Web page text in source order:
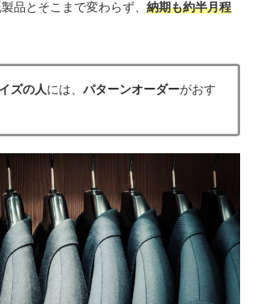
品とそこまで変わらず、 納期も約半月程
ズの人には、 パターンオーダーがおす